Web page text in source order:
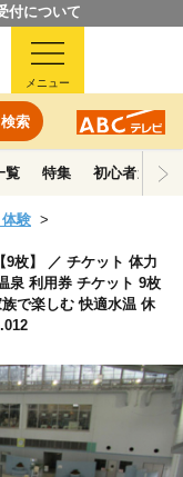
付について
検索
メニュー
覧 特集 初心者ガイド
験
9枚】 ／ チケット 体力
泉 利用券 チケット 9枚
で楽しむ 快適水温 休